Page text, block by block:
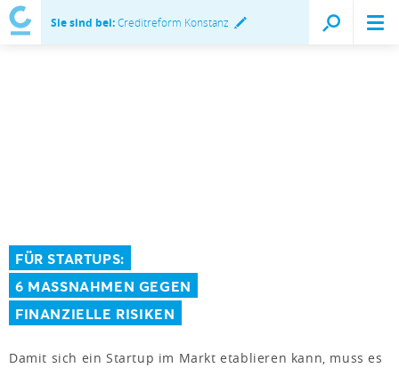
Sie sind bei:Creditreform Konstanz
FÜR STARTUPS:
6 MASSNAHMEN GEGEN
FINANZIELLE RISIKEN
Damit sich ein Startup im Markt etablieren kann, muss es